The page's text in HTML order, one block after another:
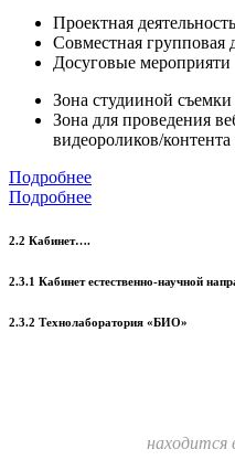
Проектная деятельность
Совместная групповая
Досуговые мероприяти
Зона студииной съемки
Зона для проведения
видеороликов/
Подробнее
Подробнее
2.2 Кабинет….
2.3.1 Кабинет естественно-научной
2.3.2 Технолаборатория «БИО»
находится